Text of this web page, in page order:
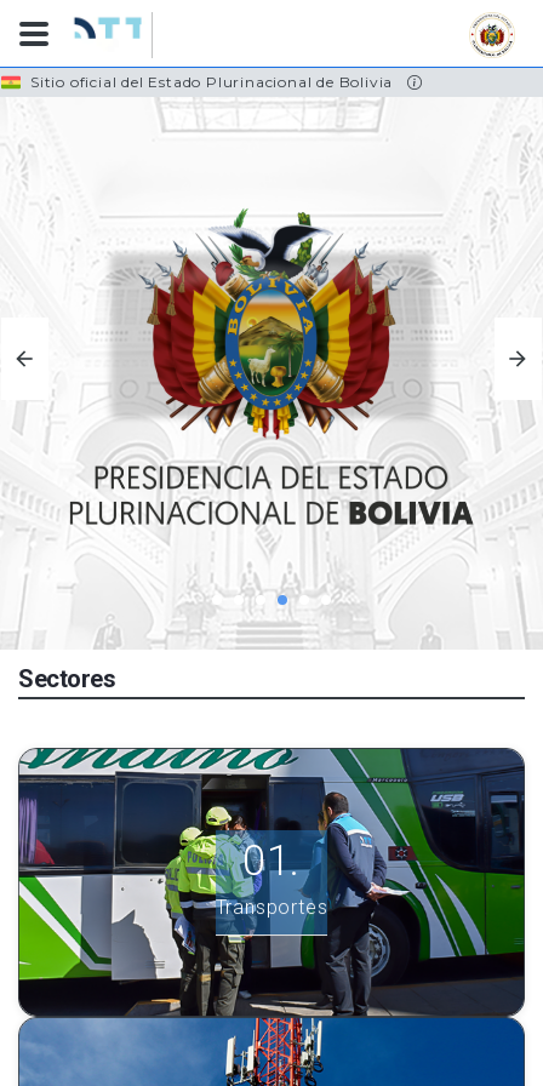
Skip
to
main
Sitio oficial del Estado Plurinacional de Bolivia
TRANSPORTES
CONOCE MÁS...
Sectores
Transportes
Transportes
Ver más información.
INGRESE AQUÍ